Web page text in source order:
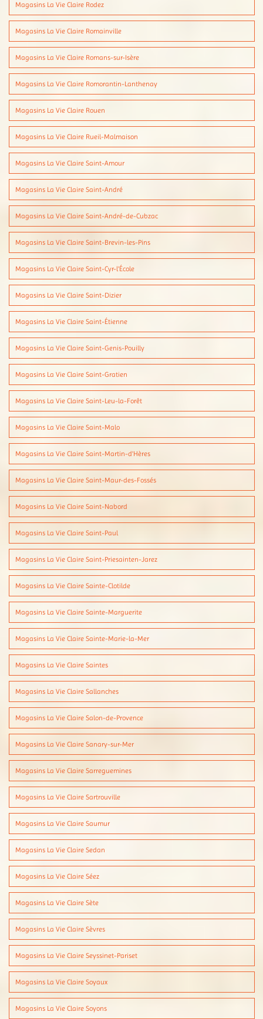
Magasins La Vie Claire Rodez
Magasins La Vie Claire Romainville
Magasins La Vie Claire Romans-sur-Isère
Magasins La Vie Claire Romorantin-Lanthenay
Magasins La Vie Claire Rouen
Magasins La Vie Claire Rueil-Malmaison
Magasins La Vie Claire Saint-Amour
Magasins La Vie Claire Saint-André
Magasins La Vie Claire Saint-André-de-Cubzac
Magasins La Vie Claire Saint-Brevin-les-Pins
Magasins La Vie Claire Saint-Cyr-l'École
Magasins La Vie Claire Saint-Dizier
Magasins La Vie Claire Saint-Étienne
Magasins La Vie Claire Saint-Genis-Pouilly
Magasins La Vie Claire Saint-Gratien
Magasins La Vie Claire Saint-Leu-la-Forêt
Magasins La Vie Claire Saint-Malo
Magasins La Vie Claire Saint-Martin-d'Hères
Magasins La Vie Claire Saint-Maur-des-Fossés
Magasins La Vie Claire Saint-Nabord
Magasins La Vie Claire Saint-Paul
Magasins La Vie Claire Saint-Priesainten-Jarez
Magasins La Vie Claire Sainte-Clotilde
Magasins La Vie Claire Sainte-Marguerite
Magasins La Vie Claire Sainte-Marie-la-Mer
Magasins La Vie Claire Saintes
Magasins La Vie Claire Sallanches
Magasins La Vie Claire Salon-de-Provence
Magasins La Vie Claire Sanary-sur-Mer
Magasins La Vie Claire Sarreguemines
Magasins La Vie Claire Sartrouville
Magasins La Vie Claire Saumur
Magasins La Vie Claire Sedan
Magasins La Vie Claire Séez
Magasins La Vie Claire Sète
Magasins La Vie Claire Sèvres
Magasins La Vie Claire Seyssinet-Pariset
Magasins La Vie Claire Soyaux
Magasins La Vie Claire Soyons